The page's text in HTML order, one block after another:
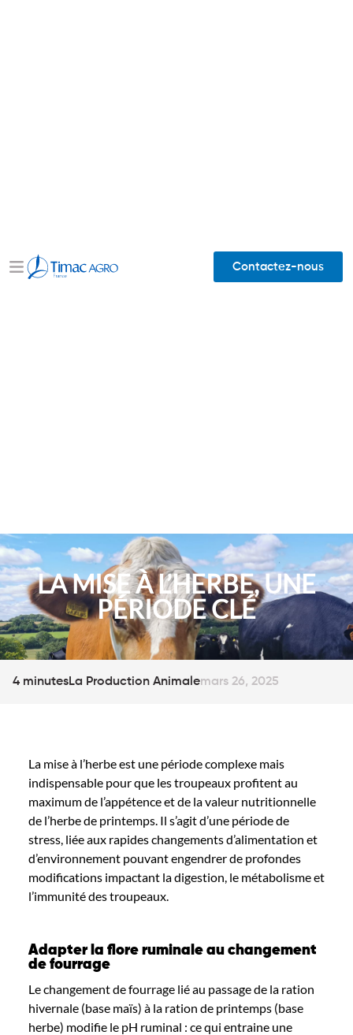
Contactez-nous
LA MISE À L’HERBE, UNE
PÉRIODE CLÉ
4 minutesLa Production Animalemars 26, 2025
La mise à l’herbe est une période complexe mais
indispensable pour que les troupeaux profitent au
maximum de l’appétence et de la valeur nutritionnelle
de l’herbe de printemps. Il s’agit d’une période de
stress, liée aux rapides changements d’alimentation et
d’environnement pouvant engendrer de profondes
modifications impactant la digestion, le métabolisme et
l’immunité des troupeaux.
Adapter la flore ruminale au changement
de fourrage
Le changement de fourrage lié au passage de la ration
hivernale (base maïs) à la ration de printemps (base
herbe) modifie le pH ruminal : ce qui entraine une